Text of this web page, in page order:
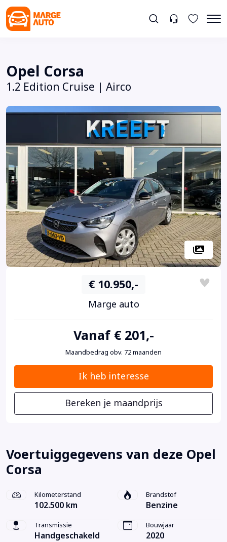
Opel Corsa
1.2 Edition Cruise | Airco
€ 10.950,-
Marge auto
Vanaf € 201,-
Maandbedrag obv. 72 maanden
Ik heb interesse
Bereken je maandprijs
Voertuiggegevens van deze Opel
Corsa
Kilometerstand
102.500 km
Brandstof
Benzine
Transmissie
Handgeschakeld
Bouwjaar
2020